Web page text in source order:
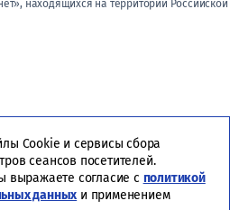
находящихся на территории Российской
Cookie и сервисы сбора
сеансов посетителей.
выражаете согласие с политикой
данных и применением